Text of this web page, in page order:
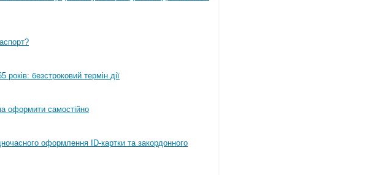
безстроковий термін дії
оформити самостійно
оформлення ID-картки та закордонного